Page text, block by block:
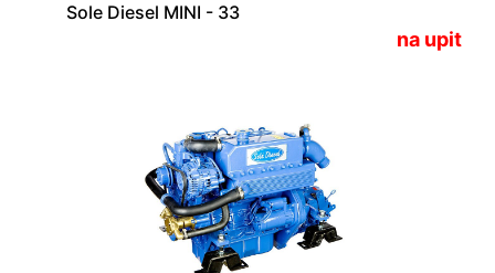
Sole Diesel MINI - 33
na upit